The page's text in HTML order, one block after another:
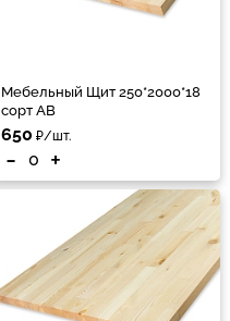
Мебельный Щит 250*2000*18
сорт АВ
650 ₽/шт.
- +